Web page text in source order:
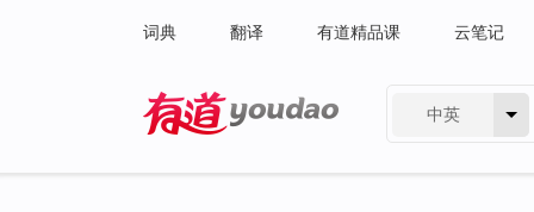
词典 翻译 有道精品课 云笔记
中英